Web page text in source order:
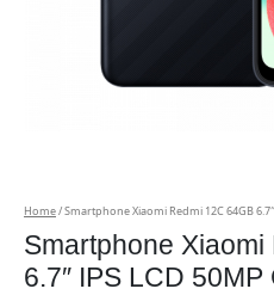
Home/ Smartphone Xiaomi Redmi 12C 64GB
Smartphone
6.7″ IPS LCD